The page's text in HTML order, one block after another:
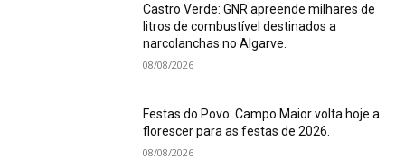
Castro Verde: GNR apreende milhares de
litros de combustível destinados a
narcolanchas no Algarve.
08/08/2026
Festas do Povo: Campo Maior volta hoje a
florescer para as festas de 2026.
08/08/2026